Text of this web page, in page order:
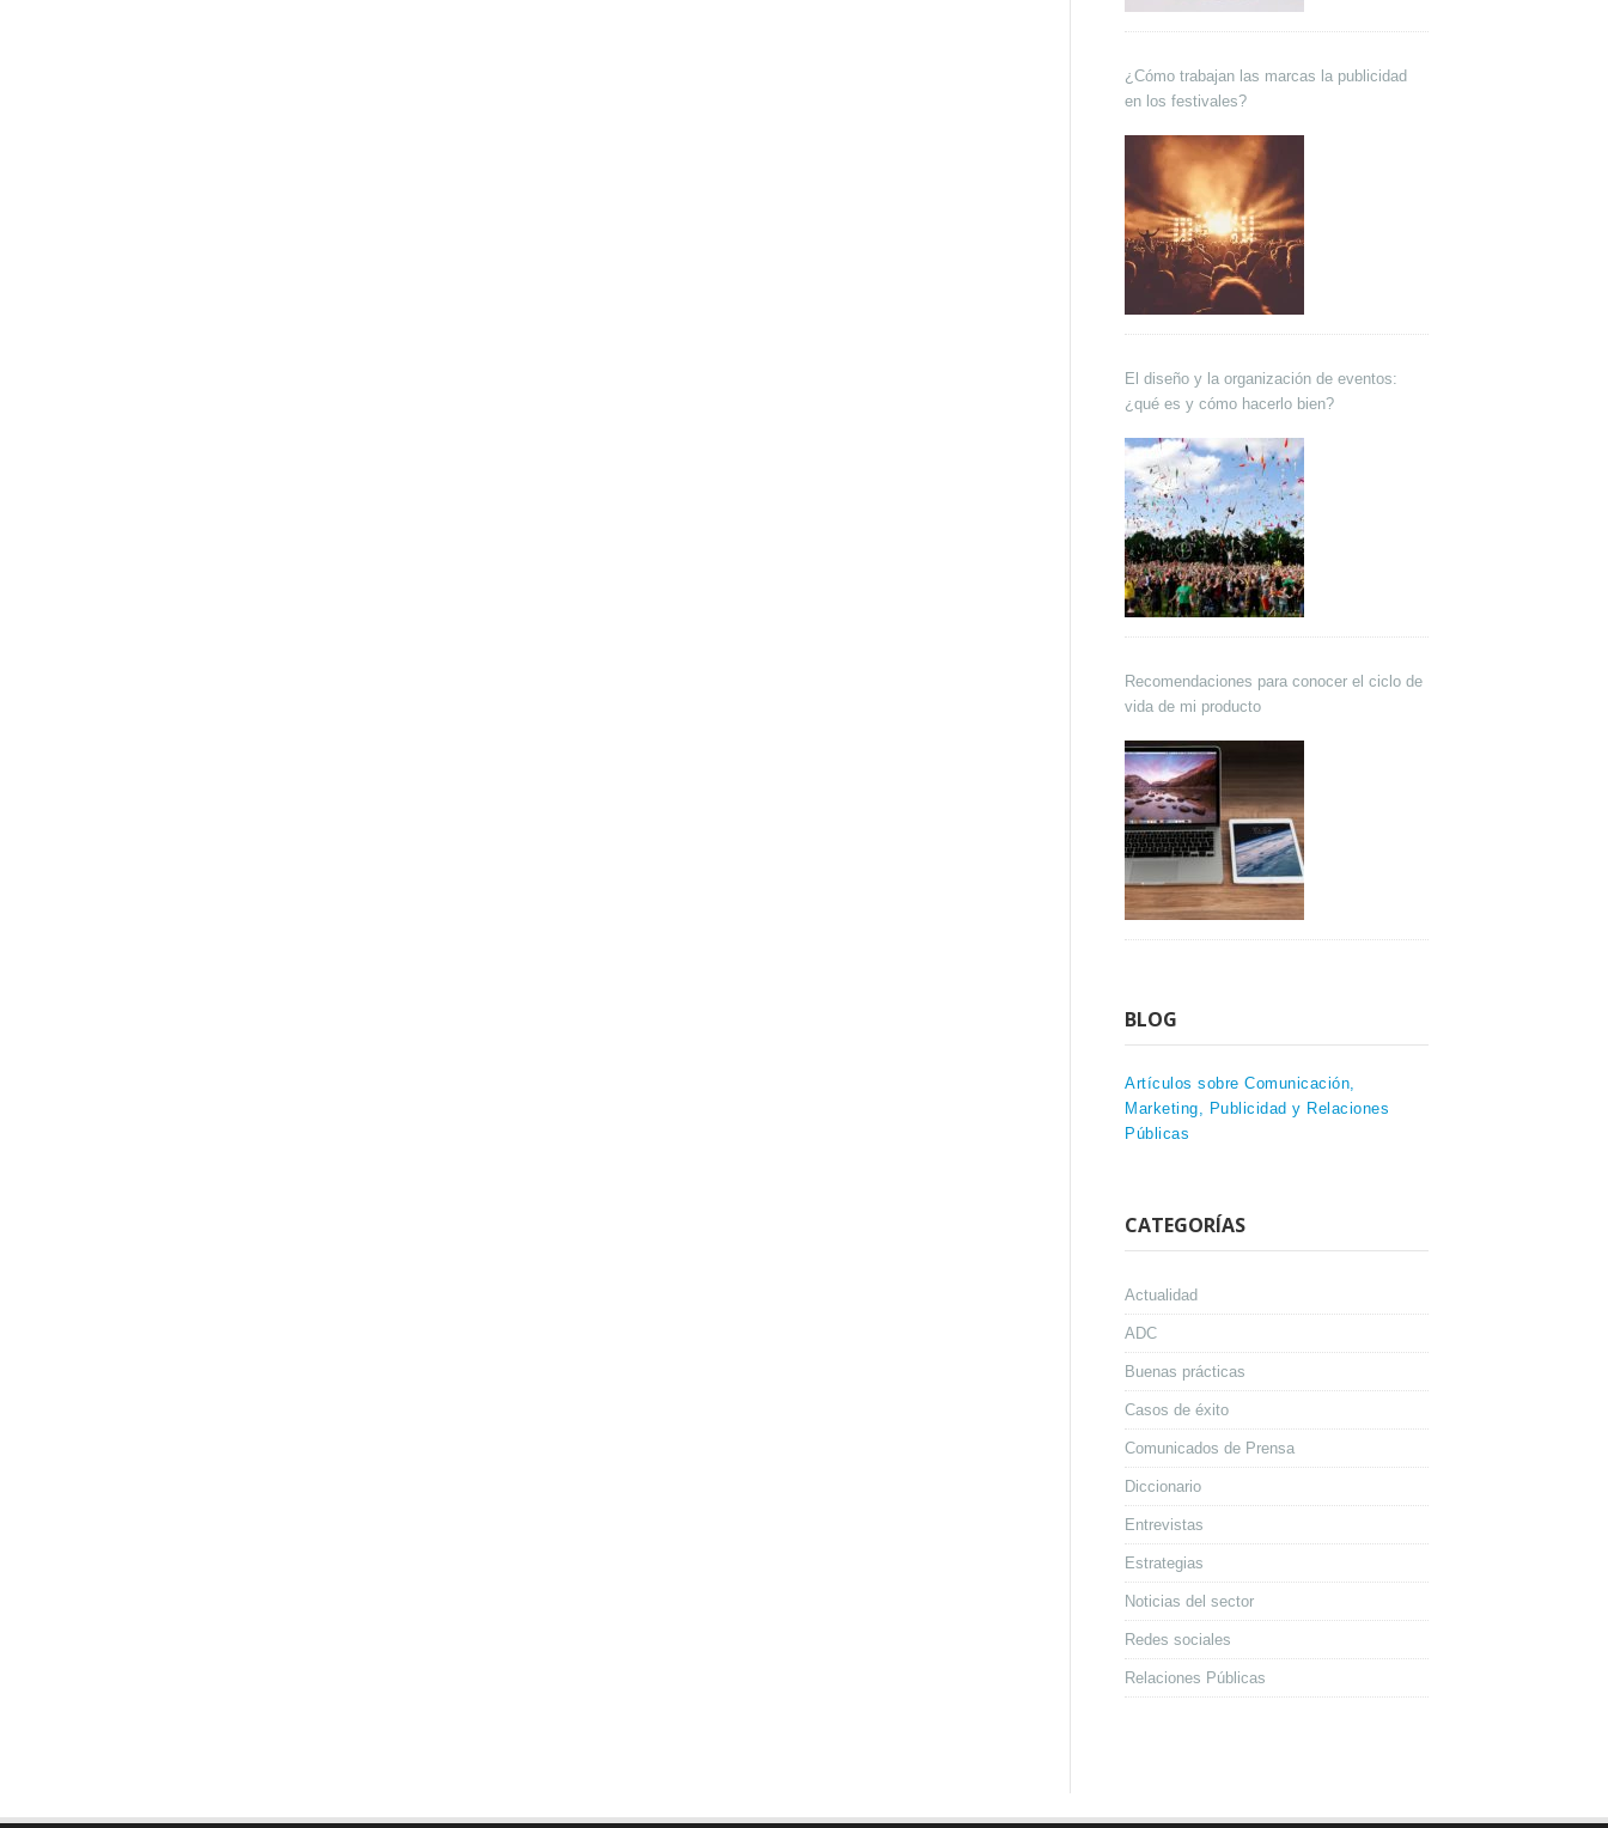
¿Cómo trabajan las marcas la publicidad
en los festivales?
El diseño y la organización de eventos:
¿qué es y cómo hacerlo bien?
Recomendaciones para conocer el ciclo de
vida de mi producto
BLOG
Artículos sobre Comunicación,
Marketing, Publicidad y Relaciones
Públicas
CATEGORÍAS
Actualidad
ADC
Buenas prácticas
Casos de éxito
Comunicados de Prensa
Diccionario
Entrevistas
Estrategias
Noticias del sector
Redes sociales
Relaciones Públicas